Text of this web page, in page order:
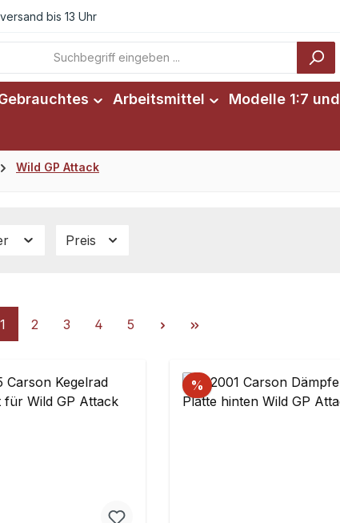
bis 13 Uhr
Arbeitsmittel Modelle 1:7
Wild GP Attack
Preis
Seite
1 Seite
2 Seite
3 Seite
4 Seite
5
%